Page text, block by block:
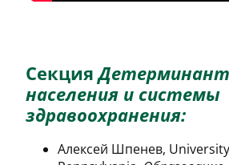
Секция
населения и системы
здравоохранения:
Алексей Шпенев,